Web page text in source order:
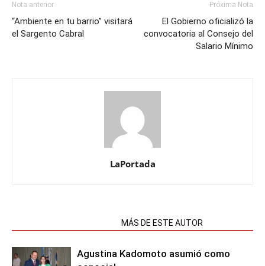
Nota anterior
“Ambiente en tu barrio” visitará
el Sargento Cabral
Próxima Nota
El Gobierno oficializó la
convocatoria al Consejo del
Salario Mínimo
LaPortada
MÁS DE ESTE AUTOR
Agustina Kadomoto asumió como